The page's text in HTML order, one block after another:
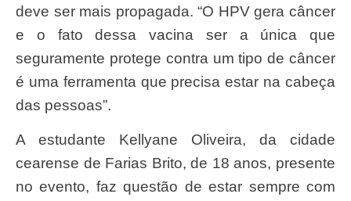
deve ser mais propagada. “O HPV gera câncer
e o fato dessa vacina ser a única que
seguramente protege contra um tipo de câncer
é uma ferramenta que precisa estar na cabeça
das pessoas”.
A estudante Kellyane Oliveira, da cidade
cearense de Farias Brito, de 18 anos, presente
no evento, faz questão de estar sempre com